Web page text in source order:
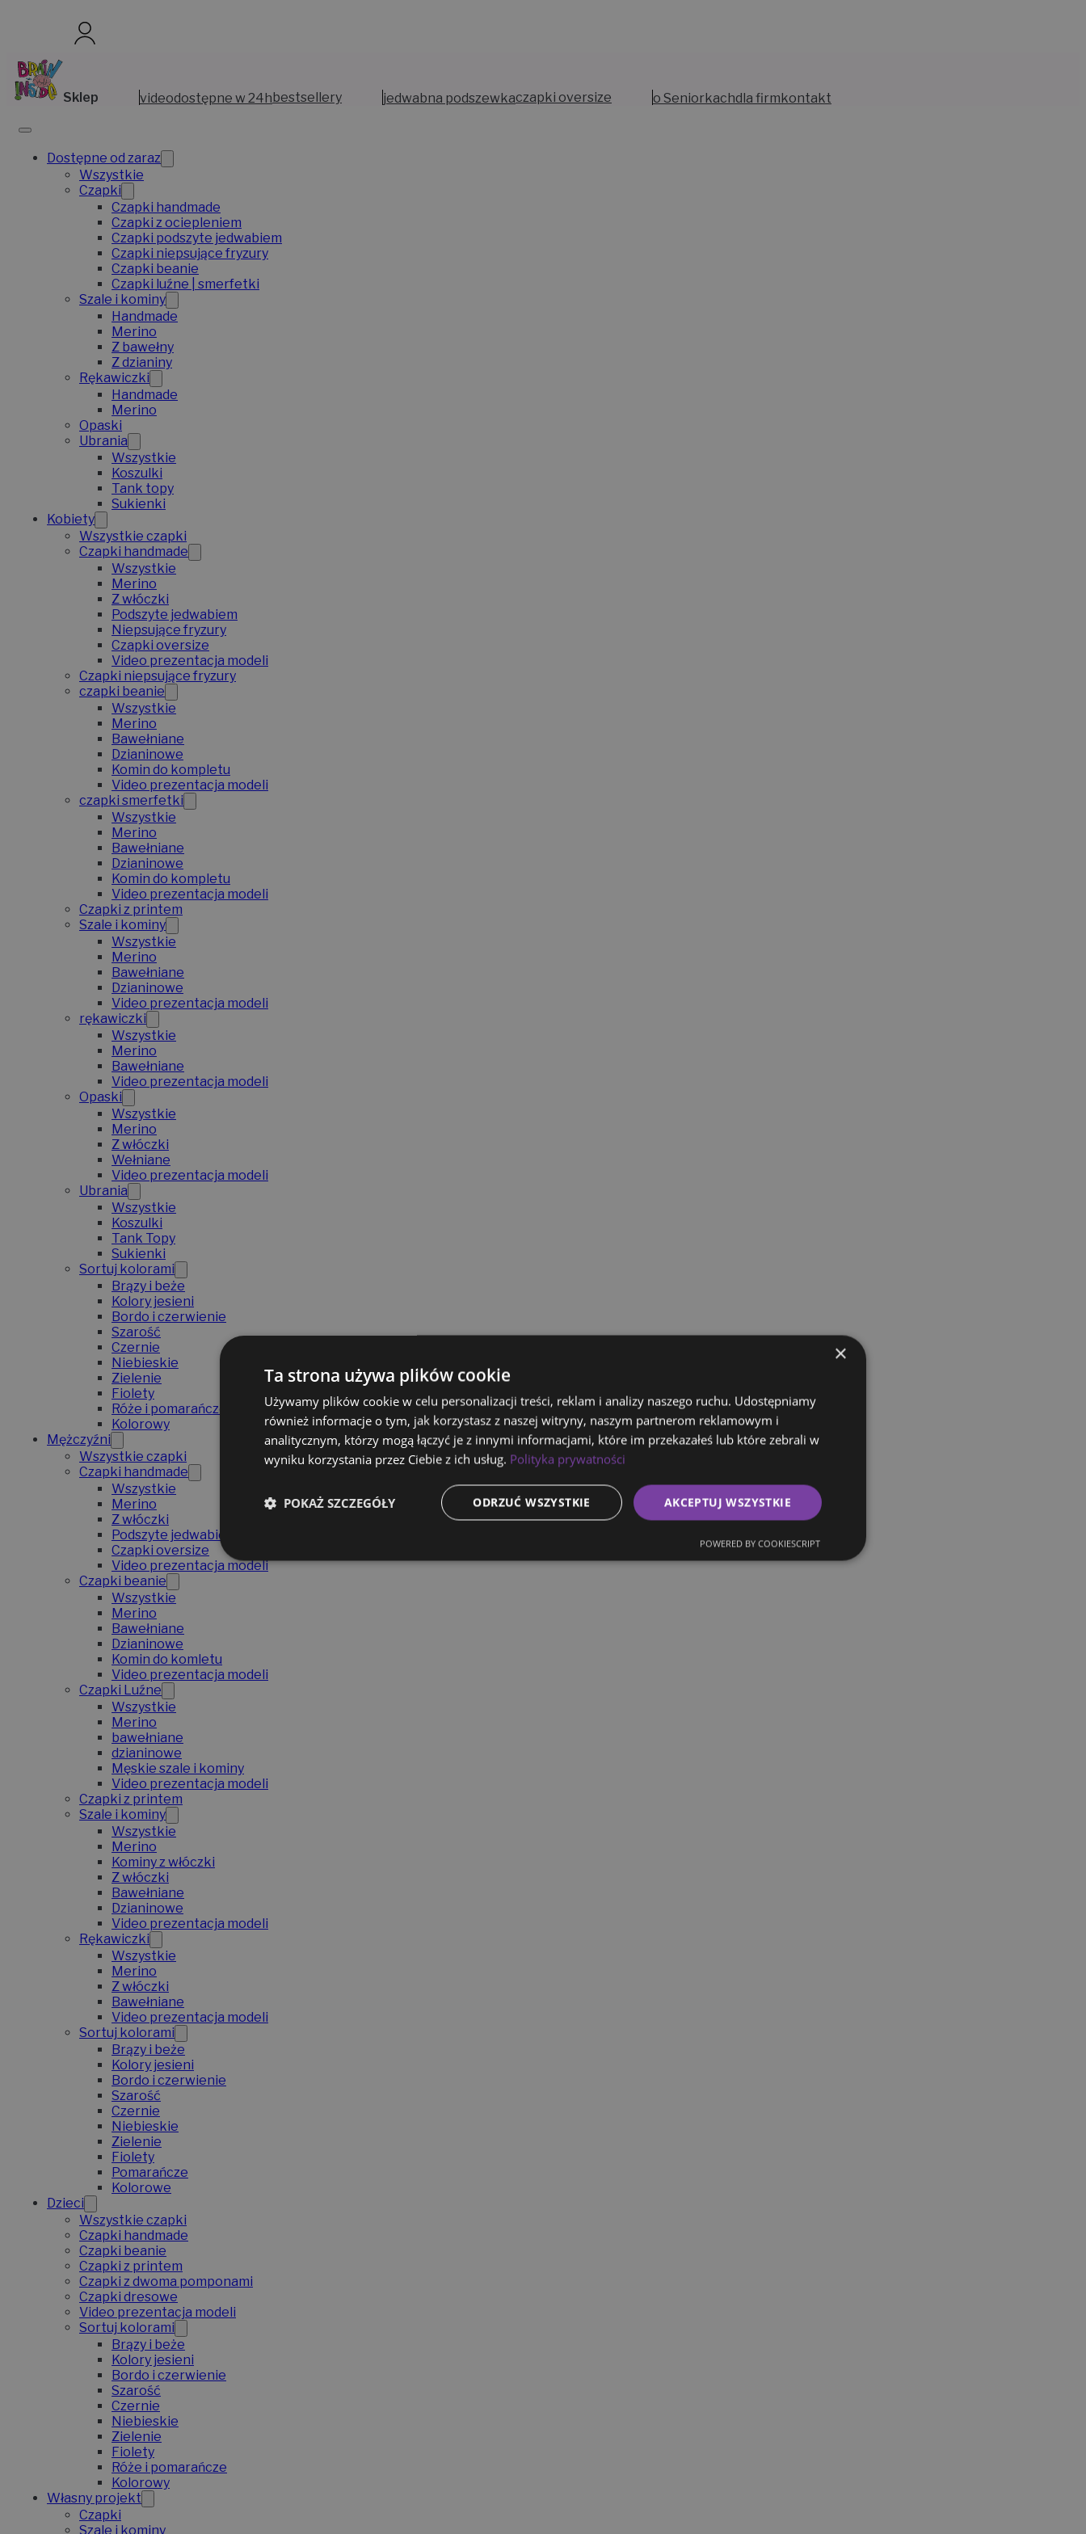
Sklep videodostępne w 24hbestsellery jedwabna podszewkaczapki oversize o Seniorkachdla firmkontakt
Dostępne od zaraz
Wszystkie
Czapki
Czapki handmade
Czapki z ociepleniem
Czapki podszyte jedwabiem
Czapki niepsujące fryzury
Czapki beanie
Czapki luźne | smerfetki
Szale i kominy
Handmade
Merino
Z bawełny
Z dzianiny
Rękawiczki
Handmade
Merino
Opaski
Ubrania
Wszystkie
Koszulki
Tank topy
Sukienki
Kobiety
Wszystkie czapki
Czapki handmade
Wszystkie
Merino
Z włóczki
Podszyte jedwabiem
Niepsujące fryzury
Czapki oversize
Video prezentacja modeli
Czapki niepsujące fryzury
czapki beanie
Wszystkie
Merino
Bawełniane
Dzianinowe
Komin do kompletu
Video prezentacja modeli
czapki smerfetki
Wszystkie
Merino
Bawełniane
Dzianinowe
Komin do kompletu
Video prezentacja modeli
Czapki z printem
Szale i kominy
Wszystkie
Merino
Bawełniane
Dzianinowe
Video prezentacja modeli
rękawiczki
Wszystkie
Merino
Bawełniane
Video prezentacja modeli
Opaski
Wszystkie
Merino
Z włóczki
Wełniane
Video prezentacja modeli
Ubrania
Wszystkie
Koszulki
Tank Topy
Sukienki
Sortuj kolorami
Brązy i beże
Kolory jesieni
Bordo i czerwienie
Szarość
Czernie
Niebieskie
Zielenie
Fiolety
Róże i pomarańcze
Kolorowy
Mężczyźni
Wszystkie czapki
Czapki handmade
Wszystkie
Merino
Z włóczki
Podszyte jedwabiem
Czapki oversize
Video prezentacja modeli
Czapki beanie
Wszystkie
Merino
Bawełniane
Dzianinowe
Komin do komletu
Video prezentacja modeli
Czapki Luźne
Wszystkie
Merino
bawełniane
dzianinowe
Męskie szale i kominy
Video prezentacja modeli
Czapki z printem
Szale i kominy
Wszystkie
Merino
Kominy z włóczki
Z włóczki
Bawełniane
Dzianinowe
Video prezentacja modeli
Rękawiczki
Wszystkie
Merino
Z włóczki
Bawełniane
Video prezentacja modeli
Sortuj kolorami
Brązy i beże
Kolory jesieni
Bordo i czerwienie
Szarość
Czernie
Niebieskie
Zielenie
Fiolety
Pomarańcze
Kolorowe
Dzieci
Wszystkie czapki
Czapki handmade
Czapki beanie
Czapki z printem
Czapki z dwoma pomponami
Czapki dresowe
Video prezentacja modeli
Sortuj kolorami
Brązy i beże
Kolory jesieni
Bordo i czerwienie
Szarość
Czernie
Niebieskie
Zielenie
Fiolety
Róże i pomarańcze
Kolorowy
Własny projekt
Czapki
Szale i kominy
×
Ta strona używa plików cookie
Używamy plików cookie w celu personalizacji treści, reklam i analizy naszego ruchu. Udostępniamy
również informacje o tym, jak korzystasz z naszej witryny, naszym partnerom reklamowym i
analitycznym, którzy mogą łączyć je z innymi informacjami, które im przekazałeś lub które zebrali w
wyniku korzystania przez Ciebie z ich usług. Polityka prywatności
AKCEPTUJ WSZYSTKIE
ODRZUĆ WSZYSTKIE
POKAŻ SZCZEGÓŁY
POWERED BY COOKIESCRIPT